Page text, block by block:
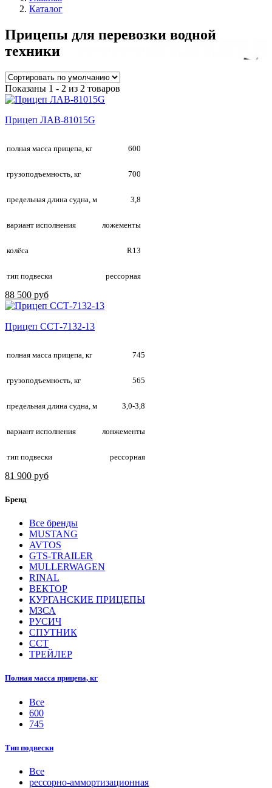
Каталог
Прицепы для перевозки водной
техники
Показаны 1 - 2 из 2 товаров
Прицеп ЛАВ-81015G
полная масса прицепа, кг 600
грузоподъемность, кг 700
предельная длина судна, м 3,8
вариант исполнения ложементы
колёса R13
тип подвески рессорная
88 500 руб
Прицеп ССТ-7132-13
полная масса прицепа, кг 745
грузоподъемность, кг 565
предельная длина судна, м 3,0-3,8
вариант исполнения лонжементы
тип подвески рессорная
81 900 руб
Бренд
Все бренды
MUSTANG
AVTOS
GTS-TRAILER
MULLERWAGEN
RINAL
ВЕКТОР
КУРГАНСКИЕ ПРИЦЕПЫ
МЗСА
РУСИЧ
СПУТНИК
ССТ
ТРЕЙЛЕР
Полная масса прицепа, кг
Все
600
745
Тип подвески
Все
рессорно-аммортизационная